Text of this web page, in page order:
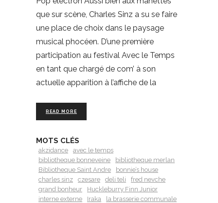
que sur scène, Charles Sinz a su se faire
une place de choix dans le paysage
musical phocéen. D’une première
participation au festival Avec le Temps
en tant que chargé de com’ à son
actuelle apparition à l’affiche de la
READ MORE
MOTS CLÉS
akzidance
avec le temps
bibliotheque bonneveine
bibliotheque merlan
Bibliotheque Saint Andre
bonnie’s house
charles sinz
czesare deli teli
fred nevche
grand bonheur
Huckleburry Finn Junior
interne externe
Iraka
la brasserie communale